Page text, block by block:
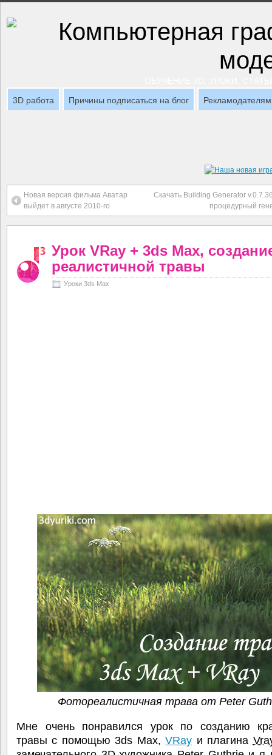
3D работа
Причины подписаться на блог Рекламодателям
Новая версия фильма Аватар
выйдет в августе 2010-го
Скачать Building Generator
процедурный
Урок VRay + 3ds Max,
реалистичной травы
Уроки 3ds Max
Фотореалистичная трава от Peter
Мне очень понравился урок по созданию
травы с помощью 3ds Max,VRay и плагина